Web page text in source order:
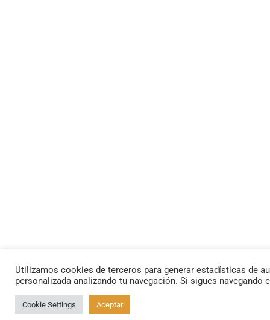
By using this site, you agree to thePrivacy Policy
Utilizamos cookies de terceros para generar estadísticas de
personalizada analizando tu navegación. Si sigues navegando
Cookie Settings Aceptar